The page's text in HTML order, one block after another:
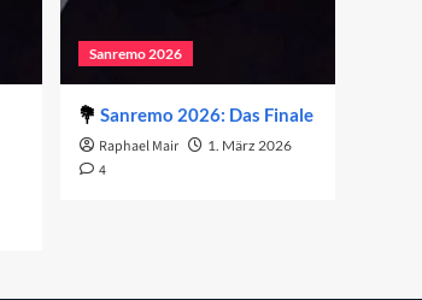
Sanremo 2026
Sanremo 2026: Das Finale
Raphael Mair 1. März 2026
4